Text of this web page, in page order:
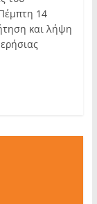
14
και λήψη